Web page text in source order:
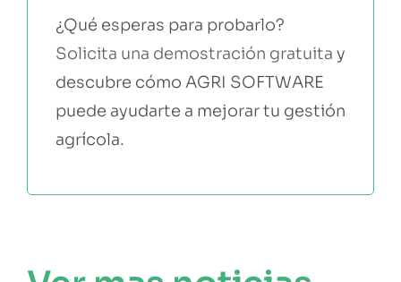
¿Qué esperas para probarlo?
Solicita una demostración gratuita y
descubre cómo AGRI SOFTWARE
puede ayudarte a mejorar tu gestión
agrícola.